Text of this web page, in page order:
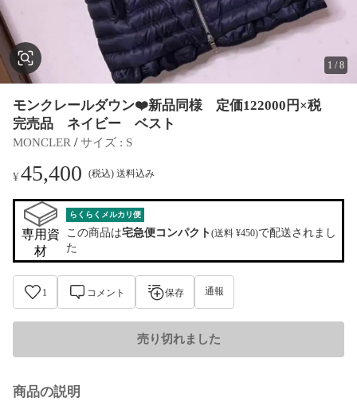
1 /8
モンクレールダウン❤️新品同様 定価122000円×税
完売品 ネイビー ベスト
MONCLER / サイズ : S
¥45,400 (税込) 送料込み
専用資
材
らくらくメルカリ便
この商品は宅急便コンパクト(送料 ¥450)で配送されまし
た
1 コメント 保存 通報
売り切れました
商品の説明